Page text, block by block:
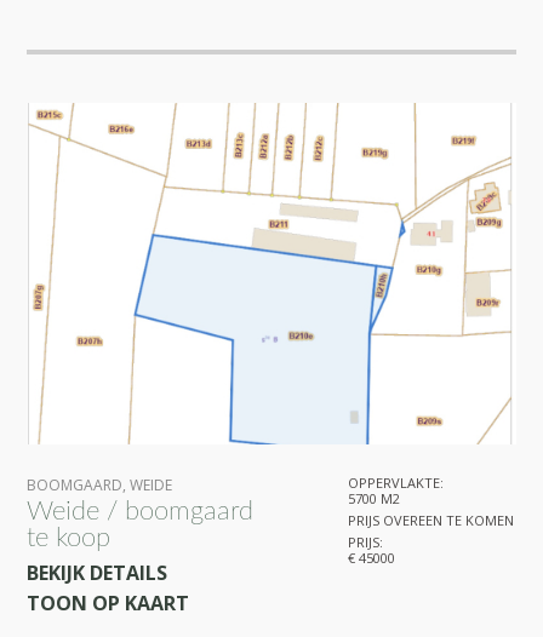
BOOMGAARD,WEIDE
Weide / boomgaard
te koop
BEKIJK DETAILS
TOON OP KAART
OPPERVLAKTE:
5700 M2
PRIJS OVEREEN TE KOMEN
PRIJS:
€ 45000